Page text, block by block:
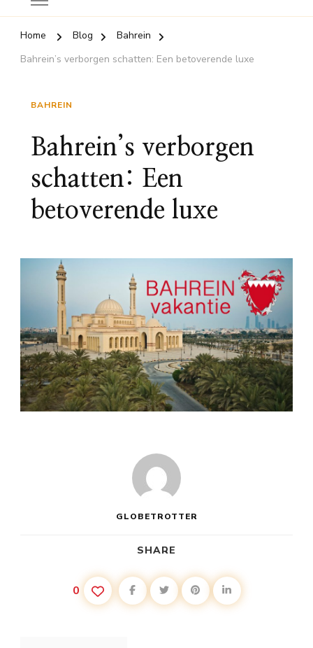
Home Blog
Bahrein
Bahrein’s verborgen schatten: Een betoverende luxe
BAHREIN
Bahrein’s verborgen
schatten: Een
betoverende luxe
GLOBETROTTER
SHARE
0